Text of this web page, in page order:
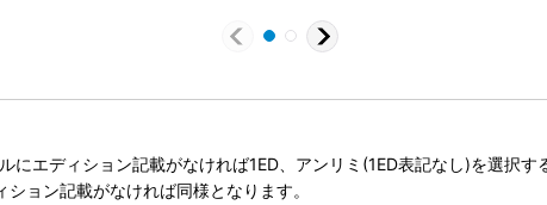
エディション記載がなければ1ED、アンリミ(1ED表記なし)を選択す
ョン記載がなければ同様となります。